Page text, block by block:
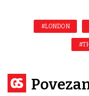
#LONDON